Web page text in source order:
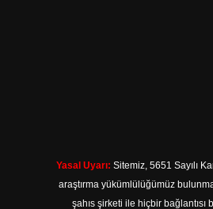
Yasal Uyarı: Sitemiz, 5651 Sayılı
araştırma yükümlülüğümüz
şahıs şirketi ile hiçbir bağlantısı